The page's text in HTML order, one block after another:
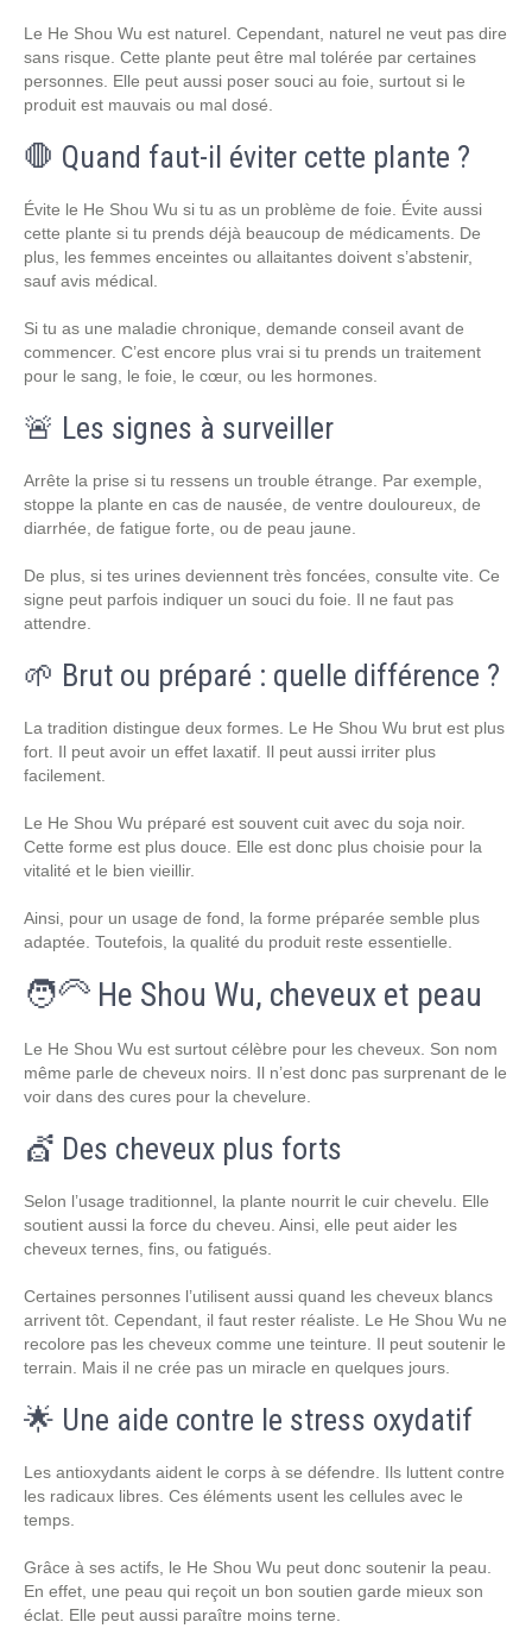
Le He Shou Wu est naturel. Cependant, naturel ne veut pas dire
sans risque. Cette plante peut être mal tolérée par certaines
personnes. Elle peut aussi poser souci au foie, surtout si le
produit est mauvais ou mal dosé.
🛑 Quand faut-il éviter cette plante ?
Évite le He Shou Wu si tu as un problème de foie. Évite aussi
cette plante si tu prends déjà beaucoup de médicaments. De
plus, les femmes enceintes ou allaitantes doivent s’abstenir,
sauf avis médical.
Si tu as une maladie chronique, demande conseil avant de
commencer. C’est encore plus vrai si tu prends un traitement
pour le sang, le foie, le cœur, ou les hormones.
🚨 Les signes à surveiller
Arrête la prise si tu ressens un trouble étrange. Par exemple,
stoppe la plante en cas de nausée, de ventre douloureux, de
diarrhée, de fatigue forte, ou de peau jaune.
De plus, si tes urines deviennent très foncées, consulte vite. Ce
signe peut parfois indiquer un souci du foie. Il ne faut pas
attendre.
🌱 Brut ou préparé : quelle différence ?
La tradition distingue deux formes. Le He Shou Wu brut est plus
fort. Il peut avoir un effet laxatif. Il peut aussi irriter plus
facilement.
Le He Shou Wu préparé est souvent cuit avec du soja noir.
Cette forme est plus douce. Elle est donc plus choisie pour la
vitalité et le bien vieillir.
Ainsi, pour un usage de fond, la forme préparée semble plus
adaptée. Toutefois, la qualité du produit reste essentielle.
🧑‍🦳 He Shou Wu, cheveux et peau
Le He Shou Wu est surtout célèbre pour les cheveux. Son nom
même parle de cheveux noirs. Il n’est donc pas surprenant de le
voir dans des cures pour la chevelure.
💇 Des cheveux plus forts
Selon l’usage traditionnel, la plante nourrit le cuir chevelu. Elle
soutient aussi la force du cheveu. Ainsi, elle peut aider les
cheveux ternes, fins, ou fatigués.
Certaines personnes l’utilisent aussi quand les cheveux blancs
arrivent tôt. Cependant, il faut rester réaliste. Le He Shou Wu ne
recolore pas les cheveux comme une teinture. Il peut soutenir le
terrain. Mais il ne crée pas un miracle en quelques jours.
🌟 Une aide contre le stress oxydatif
Les antioxydants aident le corps à se défendre. Ils luttent contre
les radicaux libres. Ces éléments usent les cellules avec le
temps.
Grâce à ses actifs, le He Shou Wu peut donc soutenir la peau.
En effet, une peau qui reçoit un bon soutien garde mieux son
éclat. Elle peut aussi paraître moins terne.